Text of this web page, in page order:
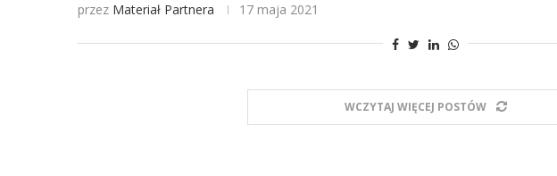
przez Materiał Partnera 17 maja 2021
WCZYTAJ WIĘCEJ POSTÓW